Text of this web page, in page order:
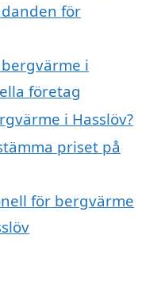
för
i
företag
i Hasslöv?
priset på
för bergvärme